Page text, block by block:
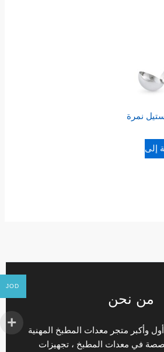
نمرة
إلى
من نحن
وأكبر متجر معدات المطبخ المهنية
في معدات المطبخ ، تجهيزات
JOD